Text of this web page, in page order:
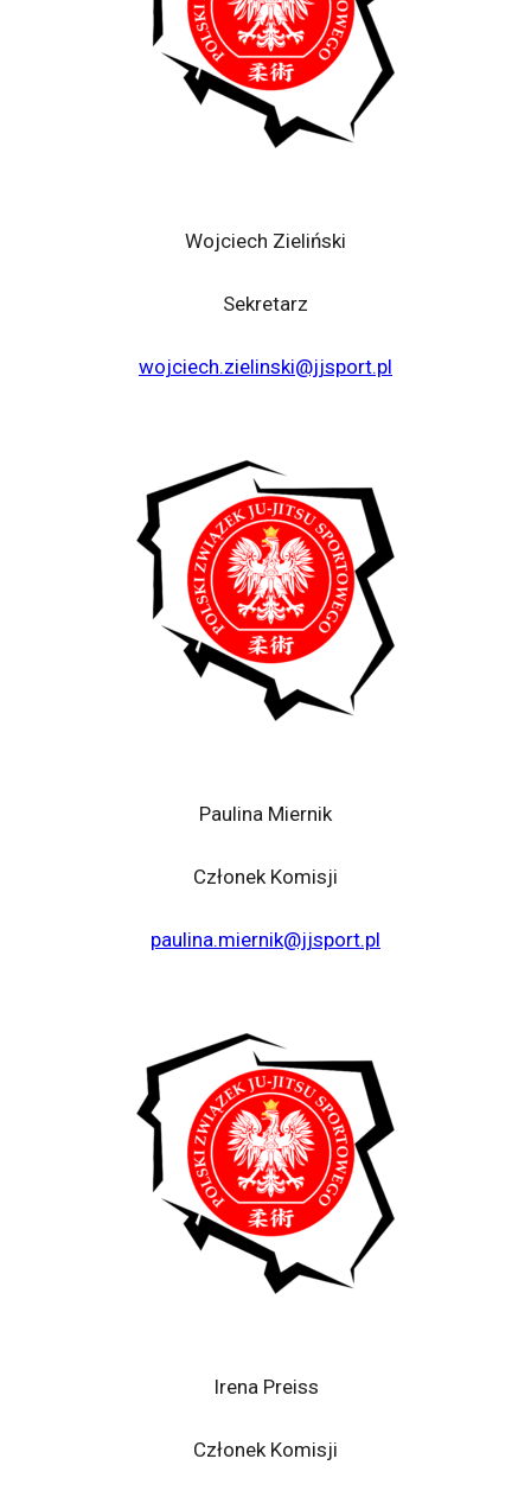
Wojciech Zieliński
Sekretarz
wojciech.zielinski@jjsport.pl
Paulina Miernik
Członek Komisji
paulina.miernik@jjsport.pl
Irena Preiss
Członek Komisji